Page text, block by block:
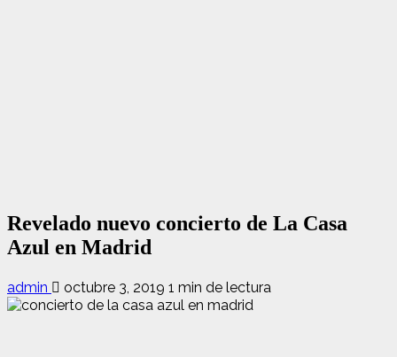
Revelado nuevo concierto de La Casa
Azul en Madrid
admin octubre 3, 2019 1 min de lectura